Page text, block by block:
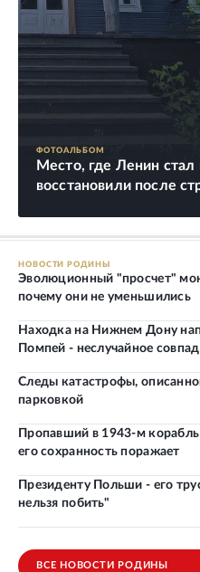
ФОТОАЛЬБОМ
Место, где Ленин стал
восстановили после
НОВОСТИ РОДИНЫ
Эволюционный "просчет"
почему они не уменьшились
Находка на Нижнем Дону
Помпей - неслучайное
Следы катастрофы,
парковкой
Пропавший в 1943-м
его сохранность поражает
Президенту Польши - его
нельзя побить"
ВСЕ НОВОСТИ РОДИНЫ